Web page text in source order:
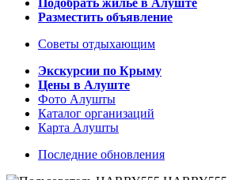
Подобрать жилье в Алуште
Разместить объявление
Советы отдыхающим
Экскурсии по Крыму
Цены в Алуште
Фото Алушты
Каталог организаций
Карта Алушты
Последние обновления